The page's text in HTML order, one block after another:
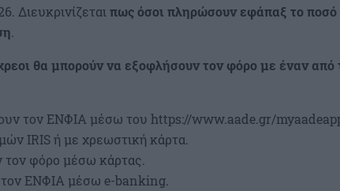
Διευκρινίζεται πως όσοι πληρώσουν εφάπαξ το
.
θα μπορούν να εξοφλήσουν τον φόρο με έναν
τον ΕΝΦΙΑ μέσω του https://www.aade.gr/
IRIS ή με χρεωστική κάρτα.
φόρο μέσω κάρτας.
ΕΝΦΙΑ μέσω e-banking.